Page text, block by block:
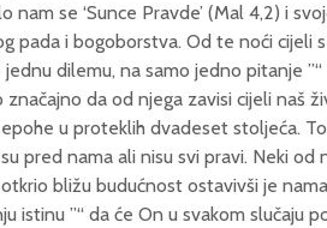
nam se ‘Sunce Pravde’ (Mal 4,2) i
pada i bogoborstva. Od te noći cijeli
dilemu, na samo jedno pitanje
da od njega zavisi cijeli naš
u proteklih dvadeset stoljeća.
pred nama ali nisu svi pravi. Neki od
bližu budućnost ostavivši je
istinu ”“ da će On u svakom